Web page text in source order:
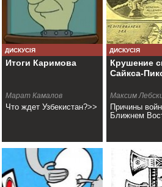
ДИСКУСІЯ
Итоги Каримова
Марат Камалов
Что ждет Узбекистан?>>
ДИСКУСІЯ
Крушение
Сайкса-
Максим
Причины
Ближнем